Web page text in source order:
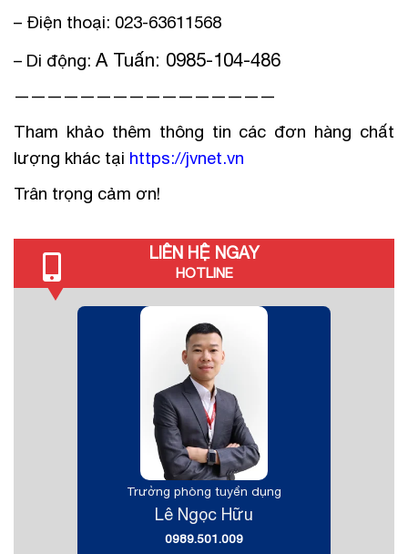
– Điện thoại: 023-63611568
– Di động: A Tuấn: 0985-104-486
————————————————
Tham khảo thêm thông tin các đơn hàng chất
lượng khác tại https://jvnet.vn
Trân trọng cảm ơn!
LIÊN HỆ NGAY
HOTLINE
Trưởng phòng tuyển dụng
Lê Ngọc Hữu
0989.501.009